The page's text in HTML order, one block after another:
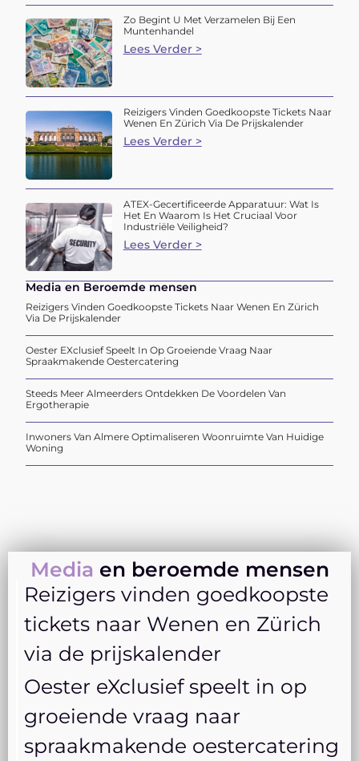
Zo Begint U Met Verzamelen Bij Een
Muntenhandel
Lees Verder >
Reizigers Vinden Goedkoopste Tickets Naar
Wenen En Zürich Via De Prijskalender
Lees Verder >
ATEX-Gecertificeerde Apparatuur: Wat Is
Het En Waarom Is Het Cruciaal Voor
Industriële Veiligheid?
Lees Verder >
Media en Beroemde mensen
Reizigers Vinden Goedkoopste Tickets Naar Wenen En Zürich
Via De Prijskalender
Oester EXclusief Speelt In Op Groeiende Vraag Naar
Spraakmakende Oestercatering
Steeds Meer Almeerders Ontdekken De Voordelen Van
Ergotherapie
Inwoners Van Almere Optimaliseren Woonruimte Van Huidige
Woning
Media en beroemde mensen
Reizigers vinden goedkoopste
tickets naar Wenen en Zürich
via de prijskalender
Oester eXclusief speelt in op
groeiende vraag naar
spraakmakende oestercatering